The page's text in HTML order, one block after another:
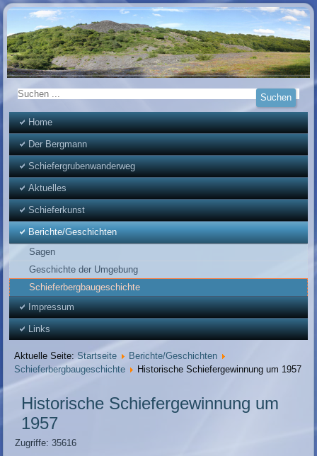
Home
Der Bergmann
Schiefergrubenwanderweg
Aktuelles
Schieferkunst
Berichte/Geschichten
Sagen
Geschichte der Umgebung
Schieferbergbaugeschichte
Impressum
Links
Aktuelle Seite:Startseite
Berichte/Geschichten
Schieferbergbaugeschichte
Historische Schiefergewinnung um 1957
Historische Schiefergewinnung um
1957
Zugriffe: 35616